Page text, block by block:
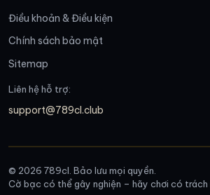
Điều khoản & Điều kiện
Chính sách bảo mật
Sitemap
Liên hệ hỗ trợ:
support@789cl.club
© 2026 789cl. Bảo lưu mọi quyền.
Cờ bạc có thể gây nghiện – hãy chơi có trách